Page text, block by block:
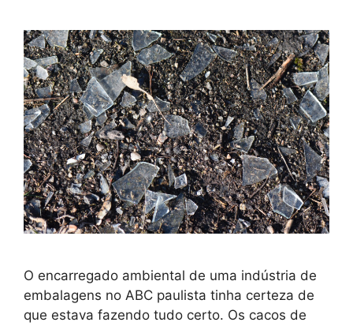
O encarregado ambiental de uma indústria de
embalagens no ABC paulista tinha certeza de
que estava fazendo tudo certo. Os cacos de